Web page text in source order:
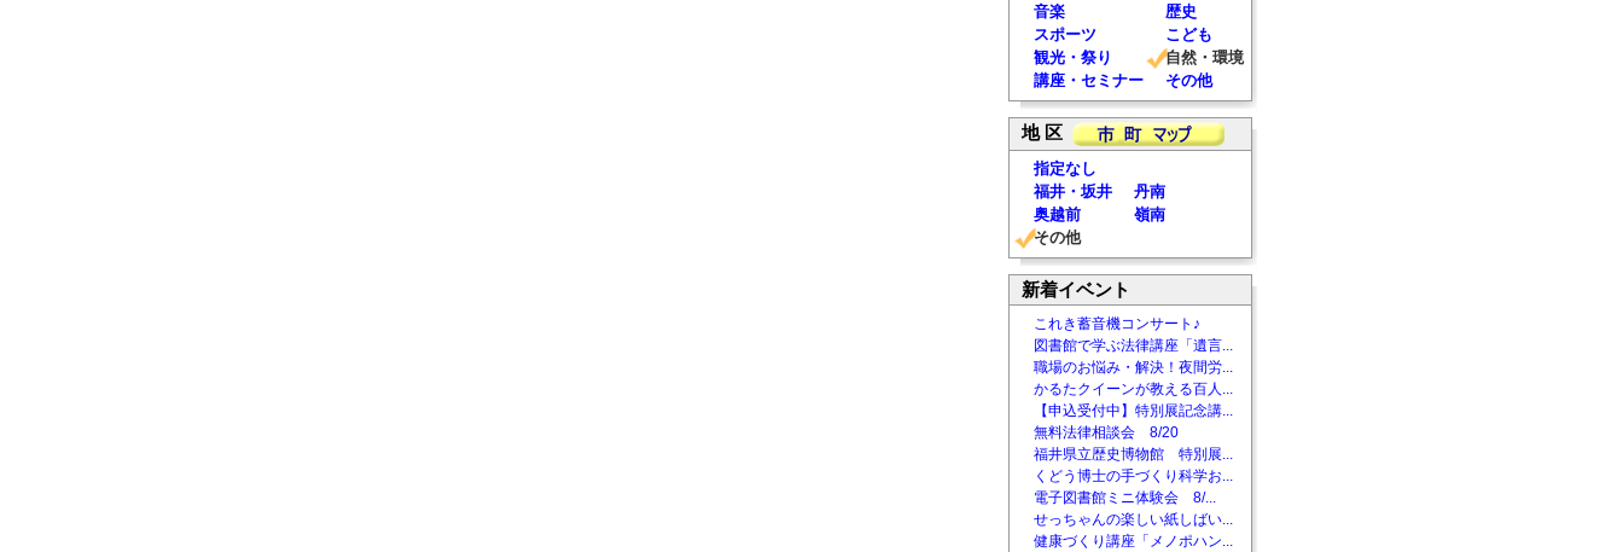
音楽
歴史
スポーツ
こども
観光・祭り
自然・環境
講座・セミナー
その他
地 区
指定なし
福井・坂井
丹南
奥越前
嶺南
その他
新着イベント
これき蓄音機コンサート♪
図書館で学ぶ法律講座「遺言...
職場のお悩み・解決！夜間労...
かるたクイーンが教える百人...
【申込受付中】特別展記念講...
無料法律相談会 8/20
福井県立歴史博物館 特別展...
くどう博士の手づくり科学お...
電子図書館ミニ体験会 8/...
せっちゃんの楽しい紙しばい...
健康づくり講座「メノポハン...